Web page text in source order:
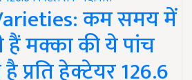
कम समय में
हैं मक्का की ये पांच
प्रति हेक्टेयर 126.6